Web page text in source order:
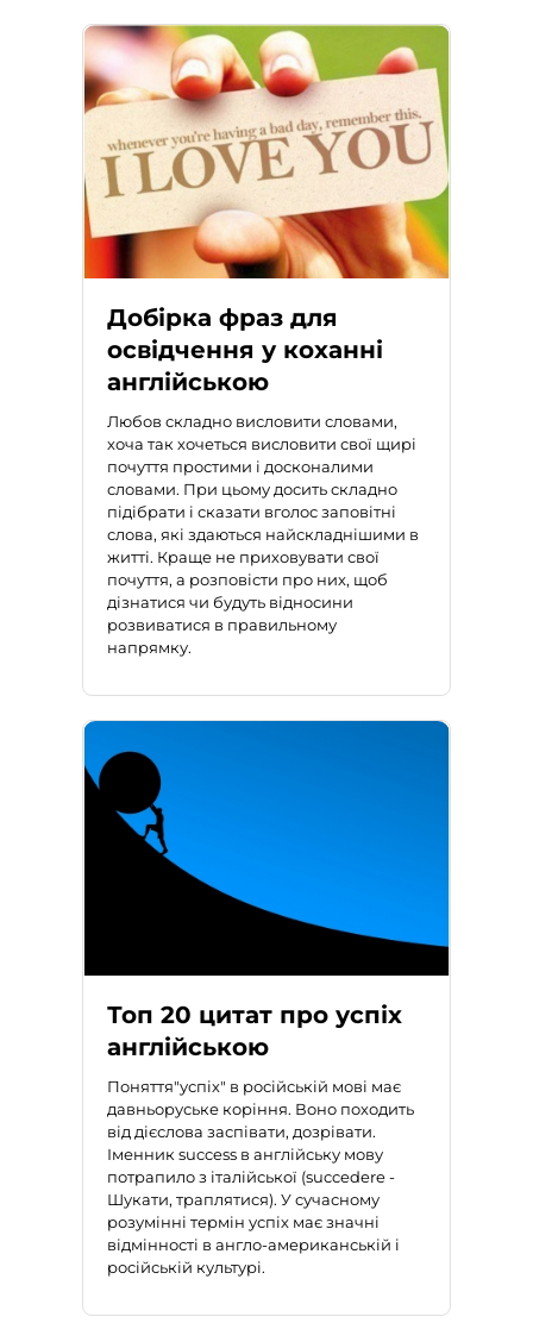
Добірка фраз для
освідчення у коханні
англійською
Любов складно висловити словами,
хоча так хочеться висловити свої щирі
почуття простими і досконалими
словами. При цьому досить складно
підібрати і сказати вголос заповітні
слова, які здаються найскладнішими в
житті. Краще не приховувати свої
почуття, а розповісти про них, щоб
дізнатися чи будуть відносини
розвиватися в правильному
напрямку.
Топ 20 цитат про успіх
англійською
Поняття"успіх" в російській мові має
давньоруське коріння. Воно походить
від дієслова заспівати, дозрівати.
Іменник success в англійську мову
потрапило з італійської (succedere-
Шукати, траплятися). У сучасному
розумінні термін успіх має значні
відмінності в англо-американській і
російській культурі.